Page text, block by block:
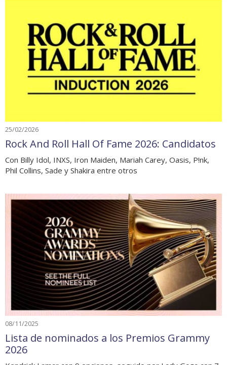
25/02/2026
Rock And Roll Hall Of Fame 2026: Candidatos
Con Billy Idol, INXS, Iron Maiden, Mariah Carey, Oasis, P!nk,
Phil Collins, Sade y Shakira entre otros
08/11/2025
Lista de nominados a los Premios Grammy
2026